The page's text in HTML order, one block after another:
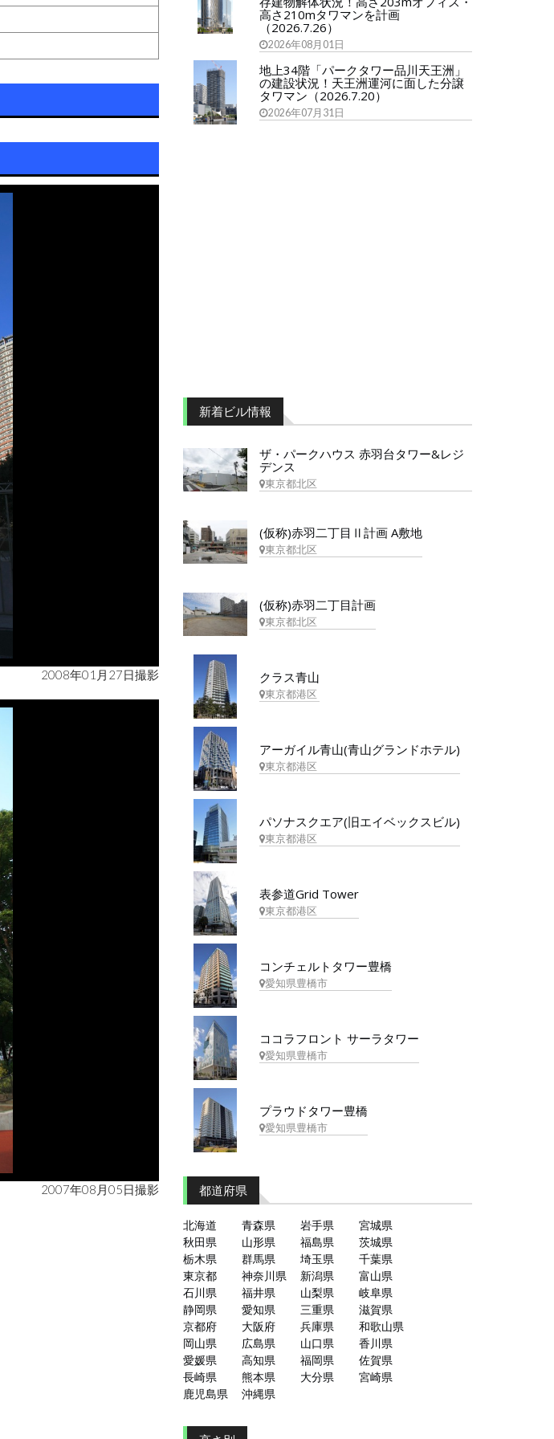
2008年01月27日撮影
2007年08月05日撮影
高さ210mタワマンを計画
（2026.7.26）
2026年08月01日
地上34階「パークタワー品川天王洲」
の建設状況！天王洲運河に面した分譲
タワマン（2026.7.20）
2026年07月31日
新着ビル情報
ザ・パークハウス 赤羽台タワー&レジ
デンス
東京都北区
(仮称)赤羽二丁目Ⅱ計画 A敷地
東京都北区
(仮称)赤羽二丁目計画
東京都北区
クラス青山
東京都港区
アーガイル青山(青山グランドホテル)
東京都港区
パソナスクエア(旧エイベックスビル)
東京都港区
表参道Grid Tower
東京都港区
コンチェルトタワー豊橋
愛知県豊橋市
ココラフロント サーラタワー
愛知県豊橋市
プラウドタワー豊橋
愛知県豊橋市
都道府県
北海道 青森県 岩手県
宮城県
秋田県
山形県 福島県
茨城県
栃木県
群馬県 埼玉県
千葉県
東京都
神奈川県 新潟県
富山県
石川県
福井県 山梨県
岐阜県
静岡県
愛知県 三重県
滋賀県
京都府
大阪府 兵庫県
和歌山県
岡山県
広島県 山口県
香川県
愛媛県
高知県 福岡県
佐賀県
長崎県
熊本県 大分県
宮崎県
鹿児島県
沖縄県